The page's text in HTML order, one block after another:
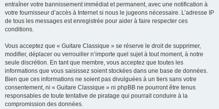
entraîner votre bannissement immédiat et permanent, avec une notification à
votre fournisseur d’accès à Internet si nous le jugeons nécessaire. L’adresse IP
de tous les messages est enregistrée pour aider à faire respecter ces
conditions.
Vous acceptez que « Guitare Classique » se réserve le droit de supprimer,
modifier, déplacer ou verrouiller n’importe quel sujet à tout moment, à notre
seule discrétion. En tant que membre, vous acceptez que toutes les
informations que vous saisissez soient stockées dans une base de données.
Bien que ces informations ne soient pas divulguées à un tiers sans votre
consentement, ni « Guitare Classique » ni phpBB ne pourront être tenus
responsables de toute tentative de piratage qui pourrait conduire à la
compromission des données.